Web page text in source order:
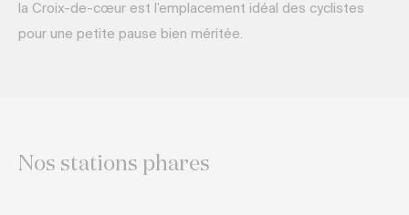
la Croix-de-cœur est l’emplacement idéal des cyclistes
pour une petite pause bien méritée.
Nos stations phares